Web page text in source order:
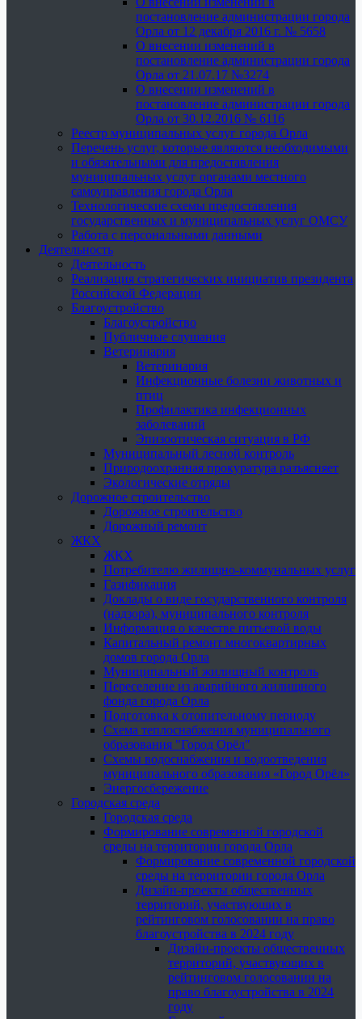
постановление администрации города
Орла от 12 декабря 2016 г. № 5658
О внесении изменений в
постановление администрации города
Орла от 21.07.17 №3274
О внесении изменений в
постановление администрации города
Орла от 30.12.2016 № 6116
Реестр муниципальных услуг города Орла
Перечень услуг, которые являются необходимыми
и обязательными для предоставления
муниципальных услуг органами местного
самоуправления города Орла
Технологические схемы предоставления
государственных и муниципальных услуг ОМСУ
Работа с персональными данными
Деятельность
Деятельность
Реализация стратегических инициатив президента
Российской Федерации
Благоустройство
Благоустройство
Публичные слушания
Ветеринария
Ветеринария
Инфекционные болезни животных и
птиц
Профилактика инфекционных
заболеваний
Эпизоотическая ситуация в РФ
Муниципальный лесной контроль
Природоохранная прокуратура разъясняет
Экологические отряды
Дорожное строительство
Дорожное строительство
Дорожный ремонт
ЖКХ
ЖКХ
Потребителю жилищно-коммунальных услуг
Газификация
Доклады о виде государственного контроля
(надзора), муниципального контроля
Информация о качестве питьевой воды
Капитальный ремонт многоквартирных
домов города Орла
Муниципальный жилищный контроль
Переселение из аварийного жилищного
фонда города Орла
Подготовка к отопительному периоду
Схема теплоснабжения муниципального
образования "Город Орёл"
Схемы водоснабжения и водоотведения
муниципального образования «Город Орёл»
Энергосбережение
Городская среда
Городская среда
Формирование современной городской
среды на территории города Орла
Формирование современной городской
среды на территории города Орла
Дизайн-проекты общественных
территорий, участвующих в
рейтинговом голосовании на право
благоустройства в 2024 году
Дизайн-проекты общественных
территорий, участвующих в
рейтинговом голосовании на
право благоустройства в 2024
году